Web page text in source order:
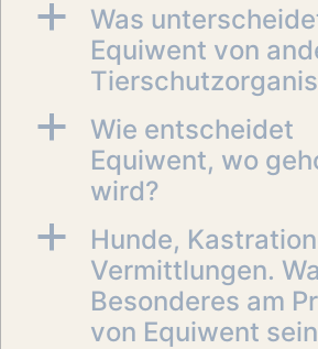
a
Was
Equiwent von
a
Wie entscheidet
Equiwent, wo
wird?
a
Hunde,
Vermittlungen.
Besonderes am
von Equiwent